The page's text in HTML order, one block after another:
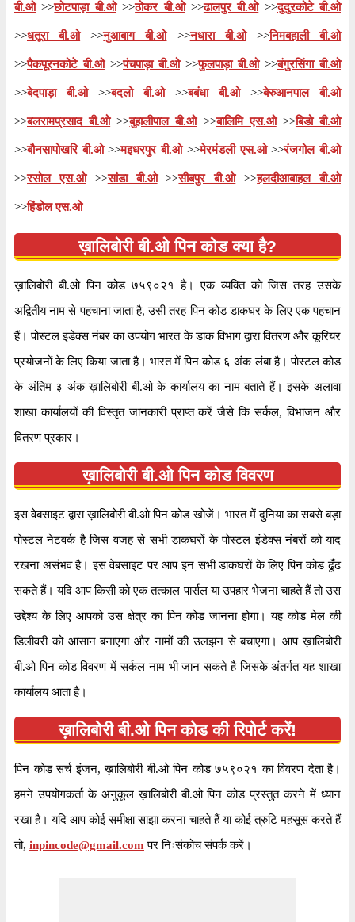
बी.ओ>>छोटपाड़ा बी.ओ>>ठोकर बी.ओ>>ढालपुर बी.ओ>>दुदुरकोटे बी.ओ
>>धतूरा बी.ओ>>नुआबाग बी.ओ>>नधारा बी.ओ>>निमबहाली बी.ओ
>>पैकपूरनकोटे बी.ओ>>पंचपाड़ा बी.ओ>>फुलपाड़ा बी.ओ>>बंगुरसिंगा बी.ओ
>>बेदपाड़ा बी.ओ>>बदलो बी.ओ>>बबंधा बी.ओ>>बेरुआनपाल बी.ओ
>>बलरामप्रसाद बी.ओ>>बुहालीपाल बी.ओ>>बालिमि एस.ओ>>बिडो बी.ओ
>>बौनसापोखरि बी.ओ>>मइधरपुर बी.ओ>>मेरमंडली एस.ओ>>रंजगोल बी.ओ
>>रसोल एस.ओ>>सांडा बी.ओ>>सीबपुर बी.ओ>>हलदीआबाहल बी.ओ
>>हिंडोल एस.ओ
ख़ालिबोरी बी.ओ पिन कोड क्या है?
ख़ालिबोरी बी.ओ पिन कोड ७५९०२१ है। एक व्यक्ति को जिस तरह उसके
अद्वितीय नाम से पहचाना जाता है, उसी तरह पिन कोड डाकघर के लिए एक पहचान
हैं। पोस्टल इंडेक्स नंबर का उपयोग भारत के डाक विभाग द्वारा वितरण और कूरियर
प्रयोजनों के लिए किया जाता है। भारत में पिन कोड ६ अंक लंबा है। पोस्टल कोड
के अंतिम ३ अंक ख़ालिबोरी बी.ओ के कार्यालय का नाम बताते हैं। इसके अलावा
शाखा कार्यालयों की विस्तृत जानकारी प्राप्त करें जैसे कि सर्कल, विभाजन और
वितरण प्रकार।
ख़ालिबोरी बी.ओ पिन कोड विवरण
इस वेबसाइट द्वारा ख़ालिबोरी बी.ओ पिन कोड खोजें। भारत में दुनिया का सबसे बड़ा
पोस्टल नेटवर्क है जिस वजह से सभी डाकघरों के पोस्टल इंडेक्स नंबरों को याद
रखना असंभव है। इस वेबसाइट पर आप इन सभी डाकघरों के लिए पिन कोड ढूँढ
सकते हैं। यदि आप किसी को एक तत्काल पार्सल या उपहार भेजना चाहते हैं तो उस
उद्देश्य के लिए आपको उस क्षेत्र का पिन कोड जानना होगा। यह कोड मेल की
डिलीवरी को आसान बनाएगा और नामों की उलझन से बचाएगा। आप ख़ालिबोरी
बी.ओ पिन कोड विवरण में सर्कल नाम भी जान सकते है जिसके अंतर्गत यह शाखा
कार्यालय आता है।
ख़ालिबोरी बी.ओ पिन कोड की रिपोर्ट करें!
पिन कोड सर्च इंजन, ख़ालिबोरी बी.ओ पिन कोड ७५९०२१ का विवरण देता है।
हमने उपयोगकर्ता के अनुकूल ख़ालिबोरी बी.ओ पिन कोड प्रस्तुत करने में ध्यान
रखा है। यदि आप कोई समीक्षा साझा करना चाहते हैं या कोई त्रुटि महसूस करते हैं
तो, inpincode@gmail.com पर निःसंकोच संपर्क करें।